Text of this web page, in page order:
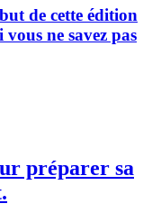
de cette édition
ne savez pas
préparer sa